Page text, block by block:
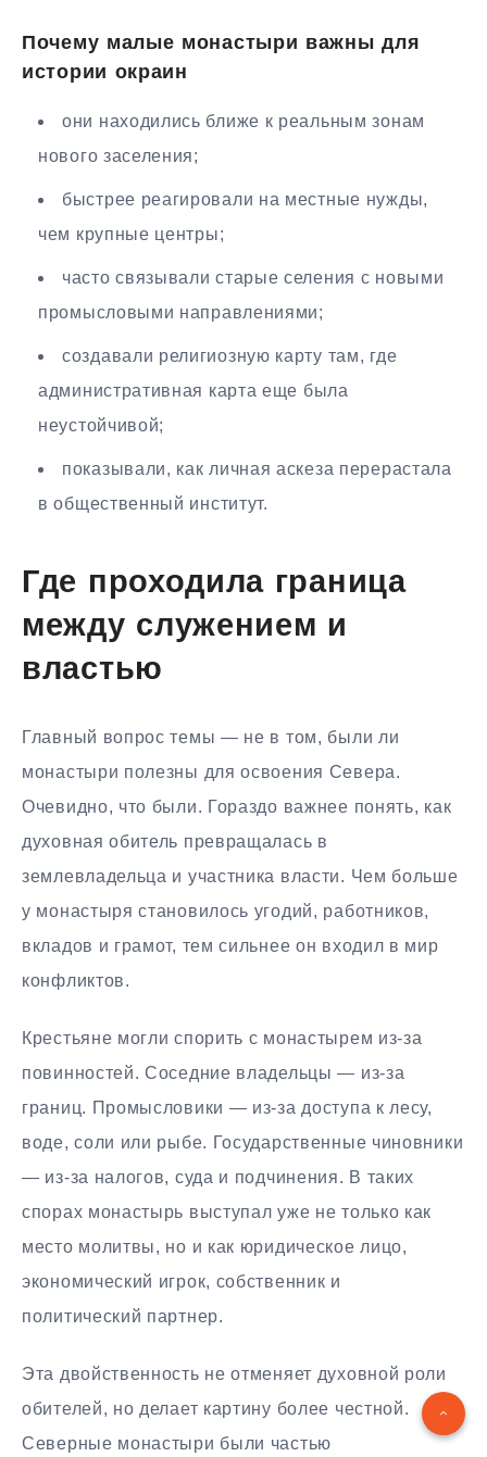
Почему малые монастыри важны для
истории окраин
они находились ближе к реальным зонам
нового заселения;
быстрее реагировали на местные нужды,
чем крупные центры;
часто связывали старые селения с новыми
промысловыми направлениями;
создавали религиозную карту там, где
административная карта еще была
неустойчивой;
показывали, как личная аскеза перерастала
в общественный институт.
Где проходила граница
между служением и
властью
Главный вопрос темы — не в том, были ли
монастыри полезны для освоения Севера.
Очевидно, что были. Гораздо важнее понять, как
духовная обитель превращалась в
землевладельца и участника власти. Чем больше
у монастыря становилось угодий, работников,
вкладов и грамот, тем сильнее он входил в мир
конфликтов.
Крестьяне могли спорить с монастырем из-за
повинностей. Соседние владельцы — из-за
границ. Промысловики — из-за доступа к лесу,
воде, соли или рыбе. Государственные чиновники
— из-за налогов, суда и подчинения. В таких
спорах монастырь выступал уже не только как
место молитвы, но и как юридическое лицо,
экономический игрок, собственник и
политический партнер.
Эта двойственность не отменяет духовной роли
обителей, но делает картину более честной.
Северные монастыри были частью